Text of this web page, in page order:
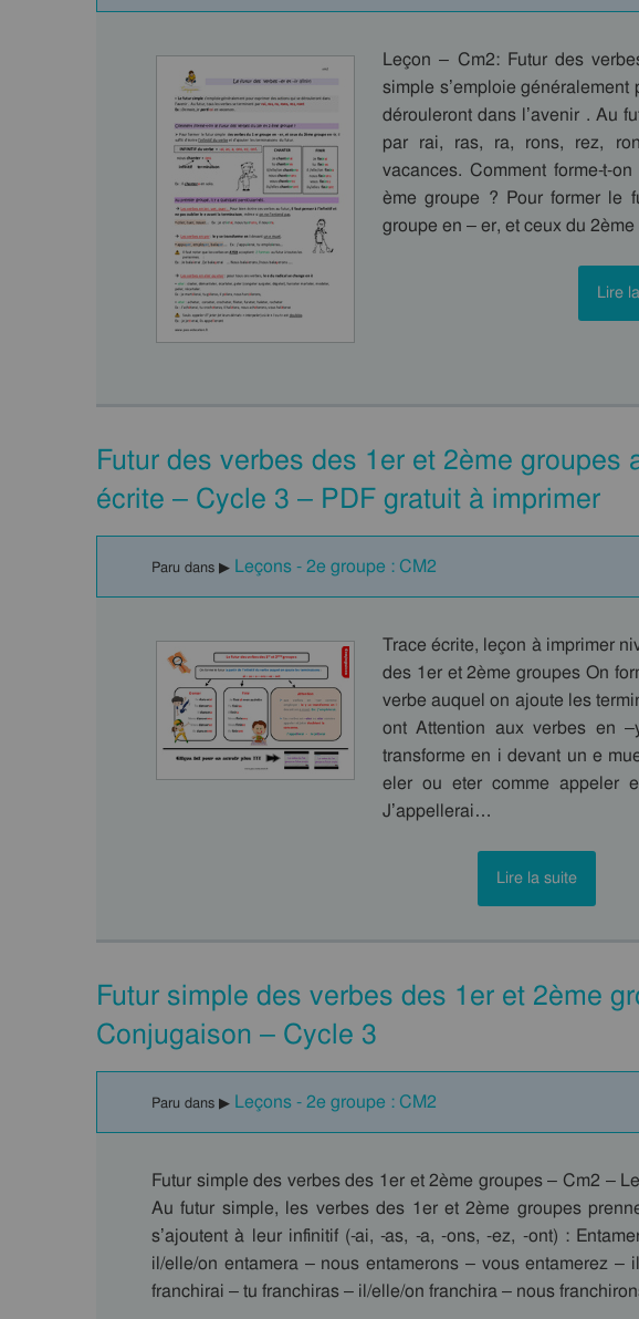
Leçon – Cm2: Futur des
simple s’emploie
dérouleront dans l’avenir . Au
par rai, ras, ra, rons, rez,
vacances. Comment forme-t-
ème groupe ? Pour former le
groupe en – er, et ceux du
Lire
Futur des verbes des 1er et 2ème groupes
écrite – Cycle 3 – PDF gratuit à imprimer
Paru dans ▶ Leçons - 2e groupe : CM2
Trace écrite, leçon à imprimer
des 1er et 2ème groupes On
verbe auquel on ajoute les
ont Attention aux verbes en
transforme en i devant un e
eler ou eter comme appeler
J’appellerai…
Lire la suite
Futur simple des verbes des 1er et 2ème
Conjugaison – Cycle 3
Paru dans ▶ Leçons - 2e groupe : CM2
Futur simple des verbes des 1er et 2ème groupes – Cm2 –
Au futur simple, les verbes des 1er et 2ème groupes
s’ajoutent à leur infinitif (-ai, -as, -a, -ons, -ez, -ont) :
il/elle/on entamera – nous entamerons – vous entamerez –
franchirai – tu franchiras – il/elle/on franchira – nous